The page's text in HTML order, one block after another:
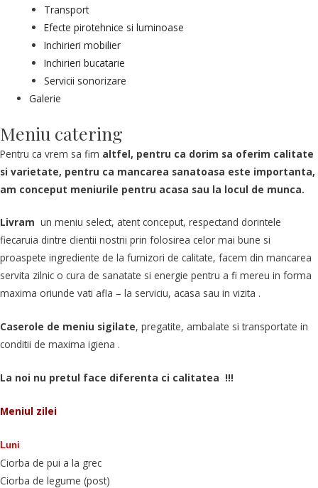
Transport
Efecte pirotehnice si luminoase
Inchirieri mobilier
Inchirieri bucatarie
Servicii sonorizare
Galerie
Meniu catering
Pentru ca vrem sa fim altfel, pentru ca dorim sa oferim calitate
si varietate, pentru ca mancarea sanatoasa este importanta,
am conceput meniurile pentru acasa sau la locul de munca.
Livram un meniu select, atent conceput, respectand dorintele
fiecaruia dintre clientii nostrii prin folosirea celor mai bune si
proaspete ingrediente de la furnizori de calitate, facem din mancarea
servita zilnic o cura de sanatate si energie pentru a fi mereu in forma
maxima oriunde vati afla – la serviciu, acasa sau in vizita .
Caserole de meniu sigilate, pregatite, ambalate si transportate in
conditii de maxima igiena .
La noi nu pretul face diferenta ci calitatea !!!
Meniul zilei
Luni
Ciorba de pui a la grec
Ciorba de legume (post)